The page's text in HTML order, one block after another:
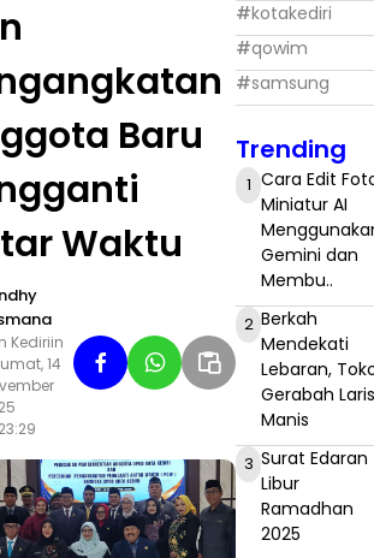
Baru
Waktu
Kediriin
14
#kotakediri
#qowim
#samsung
Trending
1 Cara Edit
Miniatur AI
Gemini dan
Membu..
2 Berkah
Mendekati
Lebaran,
Gerabah
Manis
3 Surat Edaran
Libur
Ramadhan
2025